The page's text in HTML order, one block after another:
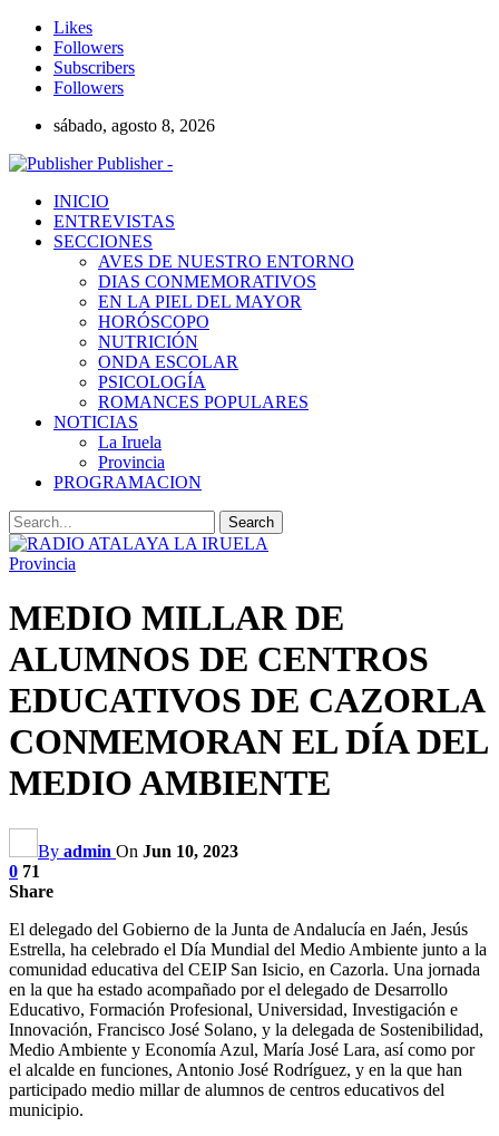
Likes
Followers
Subscribers
Followers
sábado, agosto 8, 2026
Publisher -
INICIO
ENTREVISTAS
SECCIONES
AVES DE NUESTRO ENTORNO
DIAS CONMEMORATIVOS
EN LA PIEL DEL MAYOR
HORÓSCOPO
NUTRICIÓN
ONDA ESCOLAR
PSICOLOGÍA
ROMANCES POPULARES
NOTICIAS
La Iruela
Provincia
PROGRAMACION
Provincia
MEDIO MILLAR DE
ALUMNOS DE CENTROS
EDUCATIVOS DE CAZORLA
CONMEMORAN EL DÍA DEL
MEDIO AMBIENTE
By admin On Jun 10, 2023
0 71
Share
El delegado del Gobierno de la Junta de Andalucía en Jaén, Jesús
Estrella, ha celebrado el Día Mundial del Medio Ambiente junto a la
comunidad educativa del CEIP San Isicio, en Cazorla. Una jornada
en la que ha estado acompañado por el delegado de Desarrollo
Educativo, Formación Profesional, Universidad, Investigación e
Innovación, Francisco José Solano, y la delegada de Sostenibilidad,
Medio Ambiente y Economía Azul, María José Lara, así como por
el alcalde en funciones, Antonio José Rodríguez, y en la que han
participado medio millar de alumnos de centros educativos del
municipio.